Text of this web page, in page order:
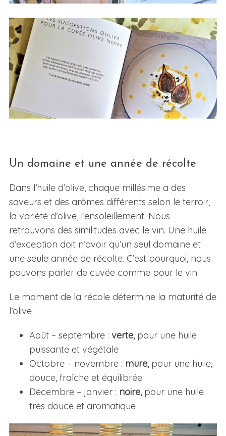
Un domaine et une année de récolte
Dans l’huile d’olive, chaque millésime a des
saveurs et des arômes différents selon le terroir,
la variété d’olive, l’ensoleillement. Nous
retrouvons des similitudes avec le vin. Une huile
d’exception doit n’avoir qu’un seul domaine et
une seule année de récolte. C’est pourquoi, nous
pouvons parler de cuvée comme pour le vin.
Le moment de la récole détermine la maturité de
l’olive :
Août – septembre : verte,pour une huile
puissante et végétale
Octobre – novembre : mure,pour une huile,
douce, fraîche et équilibrée
Décembre – janvier : noire,pour une huile
très douce et aromatique